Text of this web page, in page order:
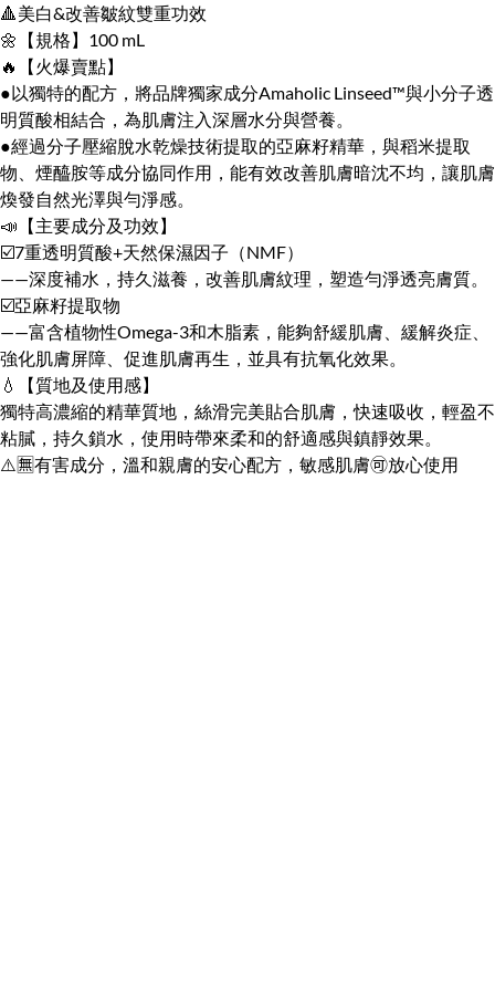
🔺美白&改善皺紋雙重功效
🌼【規格】100 mL
🔥【火爆賣點】
●以獨特的配方，將品牌獨家成分Amaholic Linseed™與小分子透
明質酸相結合，為肌膚注入深層水分與營養。
●經過分子壓縮脫水乾燥技術提取的亞麻籽精華，與稻米提取
物、煙醯胺等成分協同作用，能有效改善肌膚暗沈不均，讓肌膚
煥發自然光澤與勻淨感。
📣【主要成分及功效】
☑️7重透明質酸+天然保濕因子（NMF）
——深度補水，持久滋養，改善肌膚紋理，塑造勻淨透亮膚質。
☑️亞麻籽提取物
——富含植物性Omega-3和木脂素，能夠舒緩肌膚、緩解炎症、
強化肌膚屏障、促進肌膚再生，並具有抗氧化效果。
💧【質地及使用感】
獨特高濃縮的精華質地，絲滑完美貼合肌膚，快速吸收，輕盈不
粘膩，持久鎖水，使用時帶來柔和的舒適感與鎮靜效果。
⚠️🈚️有害成分，溫和親膚的安心配方，敏感肌膚🉑️放心使用